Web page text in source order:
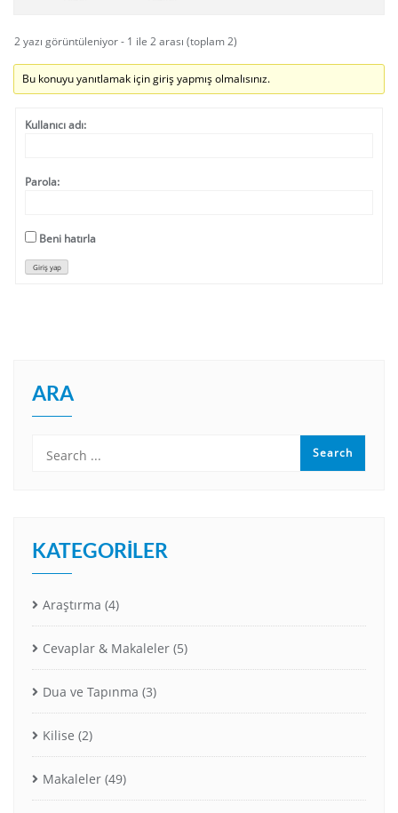
2 yazı görüntüleniyor - 1 ile 2 arası (toplam 2)
Bu konuyu yanıtlamak için giriş yapmış olmalısınız.
Kullanıcı adı:
Parola:
Beni hatırla
Giriş yap
ARA
KATEGORILER
Araştırma (4)
Cevaplar & Makaleler (5)
Dua ve Tapınma (3)
Kilise (2)
Makaleler (49)